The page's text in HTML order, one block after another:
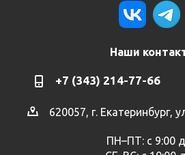
Наши
+7 (343) 214-77-66
620057, г. Екатеринбург,
ПН–ПТ: с 9:00